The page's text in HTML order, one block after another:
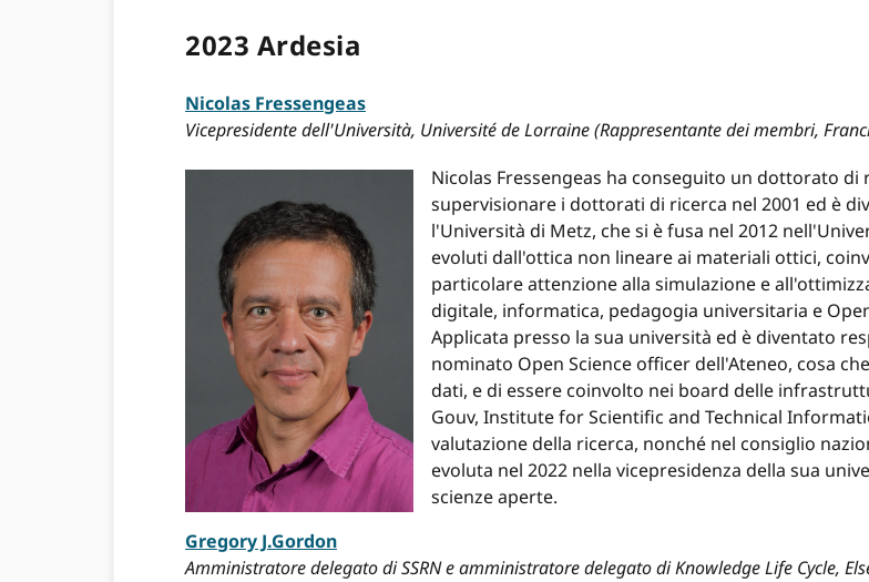
2023 Ardesia
Nicolas Fressengeas
Vicepresidente dell'Università, Université de Lorraine (Rappresentante dei membri,
Nicolas Fressengeas ha conseguito un dottorato
supervisionare i dottorati di ricerca nel 2001 ed è
l'Università di Metz, che si è fusa nel 2012
evoluti dall'ottica non lineare ai materiali ottici,
particolare attenzione alla simulazione e
digitale, informatica, pedagogia universitaria e
Applicata presso la sua università ed è diventato
nominato Open Science officer dell'Ateneo, cosa
dati, e di essere coinvolto nei board delle
Gouv, Institute for Scientific and Technical
valutazione della ricerca, nonché nel consiglio
evoluta nel 2022 nella vicepresidenza della sua
scienze aperte.
Gregory J.Gordon
Amministratore delegato di SSRN e amministratore delegato di Knowledge Life Cycle,